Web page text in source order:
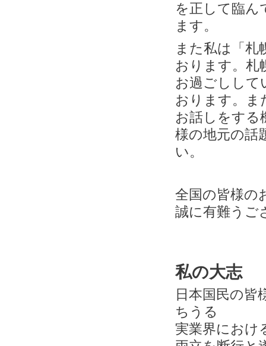
を正して臨ん
ます。
また私は「札
おります。札
お過ごしして
おります。ま
お話しをする
様の地元の
い。
全国の皆様の
誠に有難うご
私の大志
日本国民の
ちうる
実業界におけ